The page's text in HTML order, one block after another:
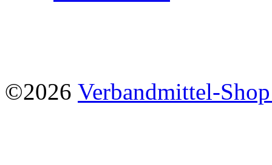
©2026 Verbandmittel-